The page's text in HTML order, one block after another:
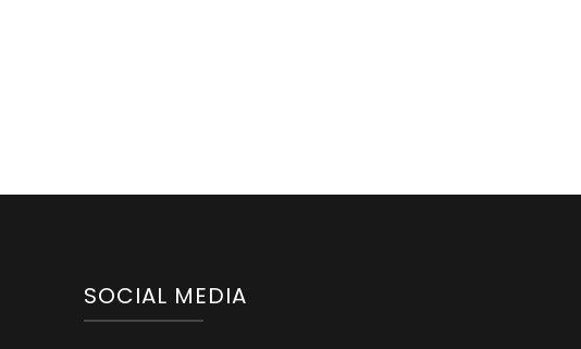
SOCIAL MEDIA